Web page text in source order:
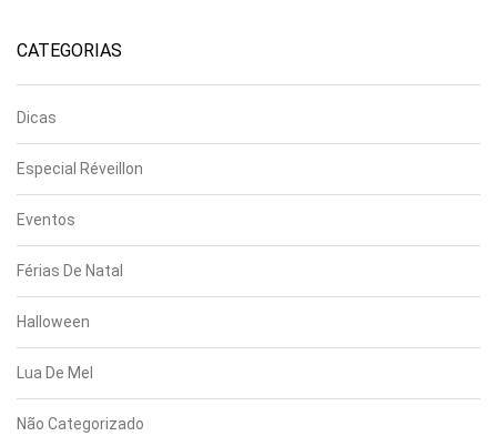
CATEGORIAS
Dicas
Especial Réveillon
Eventos
Férias De Natal
Halloween
Lua De Mel
Não Categorizado